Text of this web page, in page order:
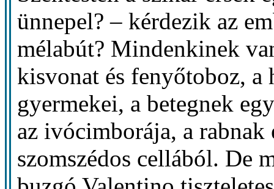
ünnepel? – kérdezik az
mélabút? Mindenkinek
kisvonat és fenyőtoboz, a
gyermekei, a betegnek
az ivócimborája, a rabnak
szomszédos cellából. De